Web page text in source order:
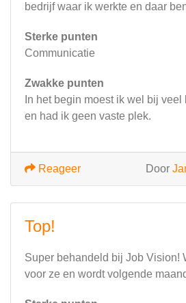
bedrijf waar ik werkte en daar
Sterke punten
Communicatie
Zwakke punten
In het begin moest ik wel bij
en had ik geen vaste plek.
Door
Reageer
Top!
Super behandeld bij Job Vision!
voor ze en wordt volgende